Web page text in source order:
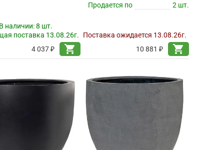
наличии:8 шт.
поставка 13.08.26г.
4 037 ₽
shopping_cart
Продается по 2 шт.
Поставка ожидается 13.08.26г.
10 881 ₽
shopping_cart